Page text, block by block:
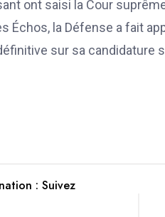
ont saisi la Cour
Échos, la Défense a fait
sur sa candidature
: Suivez